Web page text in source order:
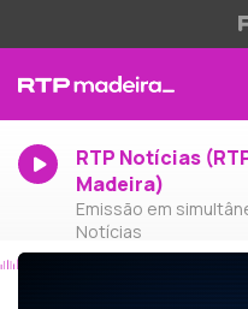
RTP Notícias
Madeira)
Emissão em
Notícias